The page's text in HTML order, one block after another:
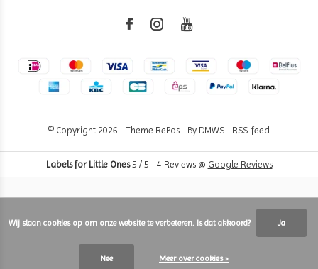
© Copyright 2026 - Theme RePos - By DMWS - RSS-feed
Labels for Little Ones5 / 5 - 4 Reviews @ Google Reviews
Wij slaan cookies op om onze website te verbeteren. Is dat akkoord? Ja
Nee Meer over cookies »